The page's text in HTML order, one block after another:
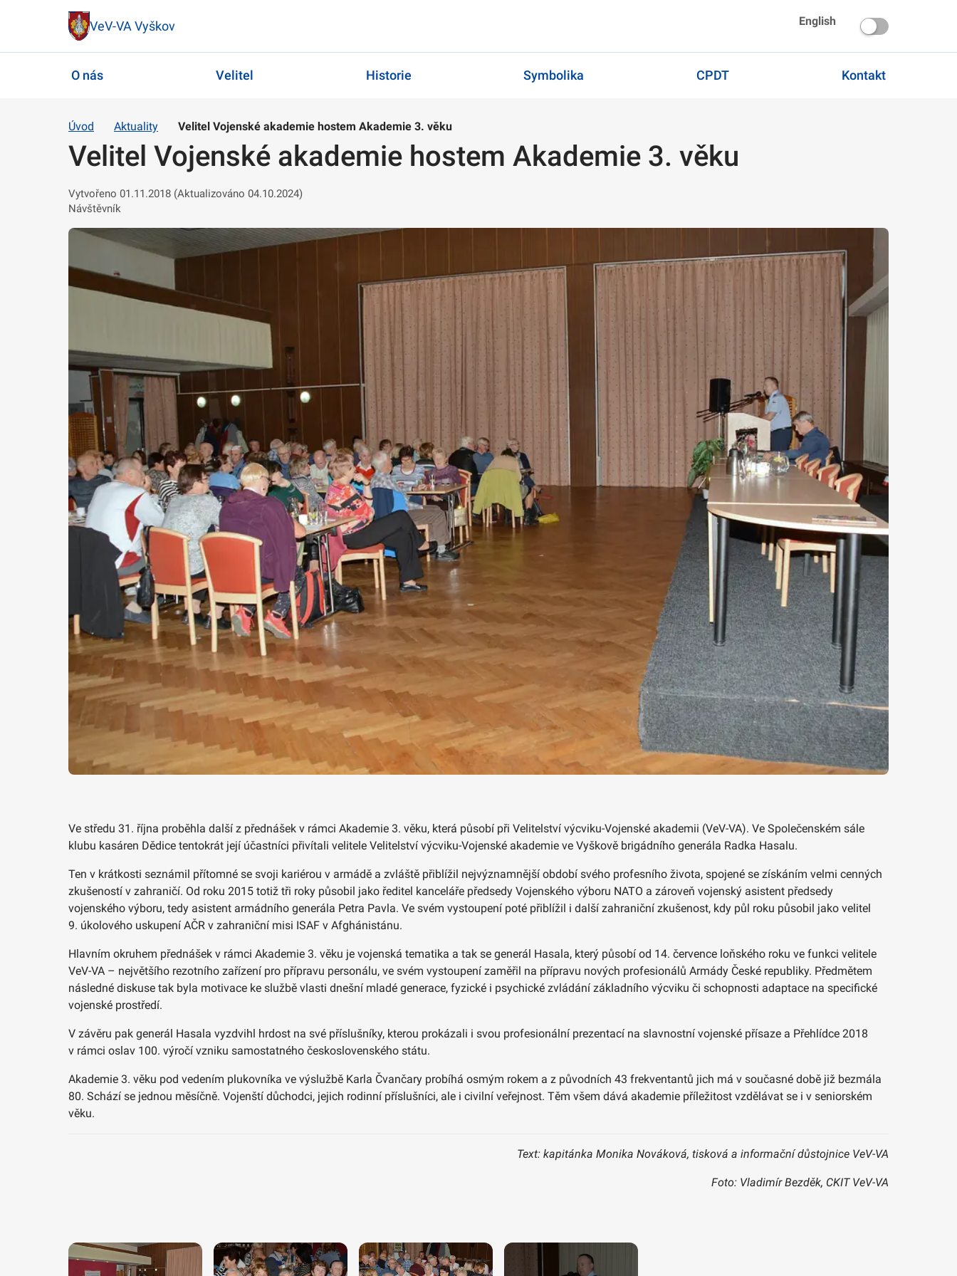
VeV-VA Vyškov English
O nás Velitel Historie Symbolika CPDT Kontakt
Úvod Aktuality Velitel Vojenské akademie hostem Akademie 3. věku
Velitel Vojenské akademie hostem Akademie 3. věku
Vytvořeno 01.11.2018 (Aktualizováno 04.10.2024)
Návštěvník
Ve středu 31. října proběhla další z přednášek v rámci Akademie 3. věku, která působí při Velitelství výcviku-Vojenské akademii (VeV-VA). Ve Společenském sále
klubu kasáren Dědice tentokrát její účastníci přivítali velitele Velitelství výcviku-Vojenské akademie ve Vyškově brigádního generála Radka Hasalu.
Ten v krátkosti seznámil přítomné se svoji kariérou v armádě a zvláště přiblížil nejvýznamnější období svého profesního života, spojené se získáním velmi cenných
zkušeností v zahraničí. Od roku 2015 totiž tři roky působil jako ředitel kanceláře předsedy Vojenského výboru NATO a zároveň vojenský asistent předsedy
vojenského výboru, tedy asistent armádního generála Petra Pavla. Ve svém vystoupení poté přiblížil i další zahraniční zkušenost, kdy půl roku působil jako velitel
9. úkolového uskupení AČR v zahraniční misi ISAF v Afghánistánu.
Hlavním okruhem přednášek v rámci Akademie 3. věku je vojenská tematika a tak se generál Hasala, který působí od 14. července loňského roku ve funkci velitele
VeV-VA – největšího rezotního zařízení pro přípravu personálu, ve svém vystoupení zaměřil na přípravu nových profesionálů Armády České republiky. Předmětem
následné diskuse tak byla motivace ke službě vlasti dnešní mladé generace, fyzické i psychické zvládání základního výcviku či schopnosti adaptace na specifické
vojenské prostředí.
V závěru pak generál Hasala vyzdvihl hrdost na své příslušníky, kterou prokázali i svou profesionální prezentací na slavnostní vojenské přísaze a Přehlídce 2018
v rámci oslav 100. výročí vzniku samostatného československého státu.
Akademie 3. věku pod vedením plukovníka ve výslužbě Karla Čvančary probíhá osmým rokem a z původních 43 frekventantů jich má v současné době již bezmála
80. Schází se jednou měsíčně. Vojenští důchodci, jejich rodinní příslušníci, ale i civilní veřejnost. Těm všem dává akademie příležitost vzdělávat se i v seniorském
věku.
Text: kapitánka Monika Nováková, tisková a informační důstojnice VeV-VA
Foto: Vladimír Bezděk, CKIT VeV-VA